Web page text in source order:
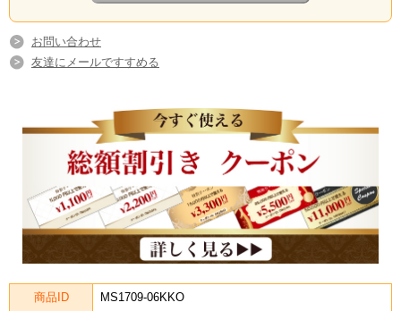
お問い合わせ
友達にメールですすめる
商品ID MS1709-06KKO